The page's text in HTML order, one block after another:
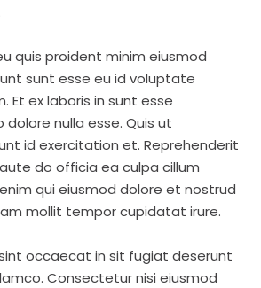
quis proident minim eiusmod
sunt esse eu id voluptate
Et ex laboris in sunt esse
nulla esse. Quis ut
id exercitation et. Reprehenderit
do officia ea culpa cillum
qui eiusmod dolore et nostrud
mollit tempor cupidatat irure.
occaecat in sit fugiat deserunt
Consectetur nisi eiusmod